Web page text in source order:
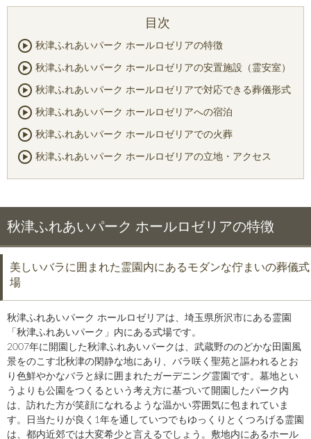
秋津ふれあいパーク ホールロゼリアの特徴
秋津ふれあいパーク ホールロゼリアの安置施設（霊安室）
秋津ふれあいパーク ホールロゼリアで対応できる葬儀形式
秋津ふれあいパーク ホールロゼリアへの宿泊
秋津ふれあいパーク ホールロゼリアでの火葬
秋津ふれあいパーク ホールロゼリアの立地・アクセス
秋津ふれあいパーク ホールロゼリアの特徴
美しいバラに囲まれた霊園内にあるモダンな佇まいの葬儀式
場
秋津ふれあいパーク ホールロゼリアは、埼玉県所沢市にある霊園
「秋津ふれあいパーク」内にある式場です。
2007年に開園した秋津ふれあいパークは、武蔵野ののどかな田園風
景をのこす北秋津の閑静な地にあり、バラ咲く聖苑と謳われるとお
り色鮮やかなバラと緑に囲まれたガーデニング霊園です。墓地とい
うよりも公園をつくるという考え方に基づいて開園したパーク内
は、訪れた方が笑顔になれるような温かい雰囲気に包まれていま
す。日当たりが良く1年を通していつでもゆっくりとくつろげる霊園
は、都内近郊では大変希少と言えるでしょう。敷地内にあるホール